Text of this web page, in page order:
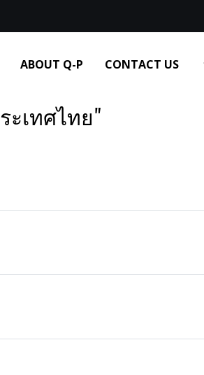
ABOUT Q-P CONTACT US
ะเทศไทย"